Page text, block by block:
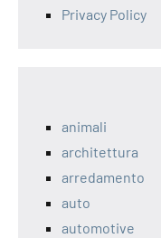
Privacy Policy
animali
architettura
arredamento
auto
automotive